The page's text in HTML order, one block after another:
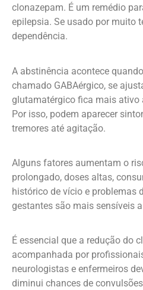
clonazepam. É um remédio
epilepsia. Se usado por muito
dependência.
A abstinência acontece
chamado GABAérgico, se
glutamatérgico fica mais ativo
Por isso, podem aparecer
tremores até agitação.
Alguns fatores aumentam o
prolongado, doses altas,
histórico de vício e problemas
gestantes são mais sensíveis
É essencial que a redução do
acompanhada por
neurologistas e enfermeiros
diminui chances de